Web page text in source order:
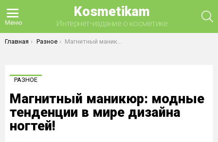
Меню
Kosmetikam
Интернет-издание о косметике
Вы здесь:
Главная Разное Магнитный маникюр: модные тенденции в мире дизайна ногтей!
РАЗНОЕ
Магнитный маникюр: модные
тенденции в мире дизайна
ногтей!